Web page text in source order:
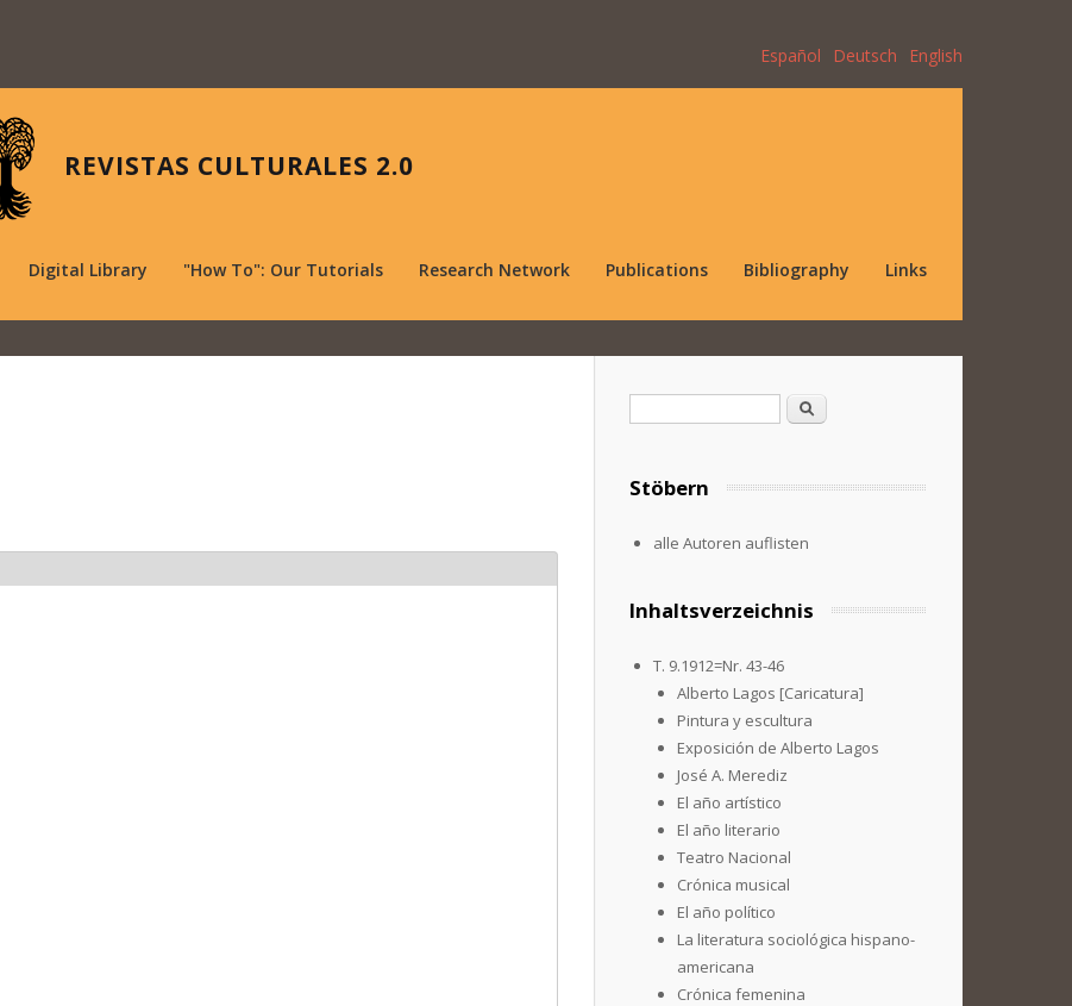
Español Deutsch English
REVISTAS CULTURALES 2.0
Digital Library "How To": Our Tutorials Research Network Publications Bibliography Links
Search
Stöbern
alle Autoren auflisten
Inhaltsverzeichnis
T. 9.1912=Nr. 43-46
Alberto Lagos [Caricatura]
Pintura y escultura
Exposición de Alberto Lagos
José A. Merediz
El año artístico
El año literario
Teatro Nacional
Crónica musical
El año político
La literatura sociológica hispano-
americana
Crónica femenina